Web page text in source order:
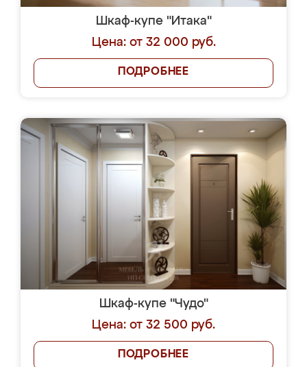
Шкаф-купе "Итака"
Цена: от 32 000 руб.
ПОДРОБНЕЕ
Шкаф-купе "Чудо"
Цена: от 32 500 руб.
ПОДРОБНЕЕ